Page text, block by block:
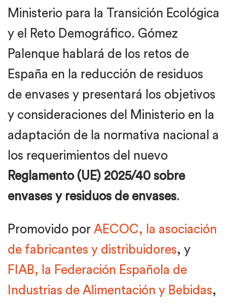
Ministerio para la Transición Ecológica
y el Reto Demográfico. Gómez
Palenque hablará de los retos de
España en la reducción de residuos
de envases y presentará los objetivos
y consideraciones del Ministerio en la
adaptación de la normativa nacional a
los requerimientos del nuevo
Reglamento (UE) 2025/40 sobre
envases y residuos de envases.
Promovido por AECOC, la asociación
de fabricantes y distribuidores, y
FIAB, la Federación Española de
Industrias de Alimentación y Bebidas,